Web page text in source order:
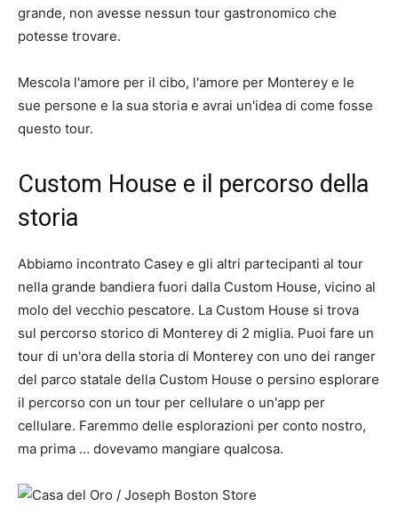
grande, non avesse nessun tour gastronomico che
potesse trovare.
Mescola l'amore per il cibo, l'amore per Monterey e le
sue persone e la sua storia e avrai un'idea di come fosse
questo tour.
Custom House e il percorso della
storia
Abbiamo incontrato Casey e gli altri partecipanti al tour
nella grande bandiera fuori dalla Custom House, vicino al
molo del vecchio pescatore. La Custom House si trova
sul percorso storico di Monterey di 2 miglia. Puoi fare un
tour di un'ora della storia di Monterey con uno dei ranger
del parco statale della Custom House o persino esplorare
il percorso con un tour per cellulare o un'app per
cellulare. Faremmo delle esplorazioni per conto nostro,
ma prima … dovevamo mangiare qualcosa.